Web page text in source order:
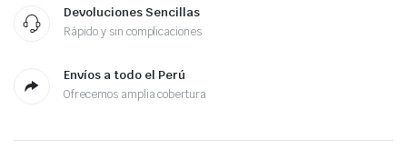
Devoluciones Sencillas
Rápido y sin complicaciones
Envíos a todo el Perú
Ofrecemos amplia cobertura